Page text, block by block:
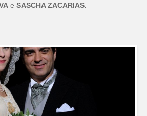
eSASCHA ZACARIAS.